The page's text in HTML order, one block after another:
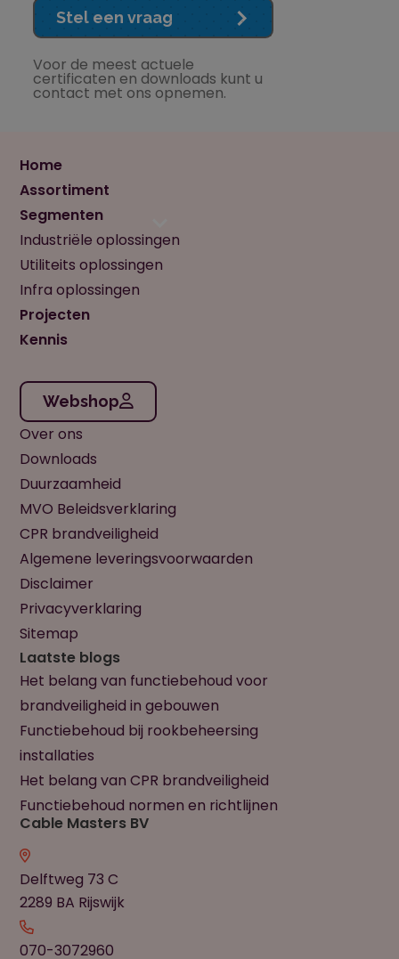
Stel een vraag
Voor de meest actuele
certificaten en downloads kunt u
contact met ons opnemen.
Home
Assortiment
Segmenten
Industriële oplossingen
Utiliteits oplossingen
Infra oplossingen
Projecten
Kennis
Webshop
Over ons
Downloads
Duurzaamheid
MVO Beleidsverklaring
CPR brandveiligheid
Algemene leveringsvoorwaarden
Disclaimer
Privacyverklaring
Sitemap
Laatste blogs
Het belang van functiebehoud voor
brandveiligheid in gebouwen
Functiebehoud bij rookbeheersing
installaties
Het belang van CPR brandveiligheid
Functiebehoud normen en richtlijnen
Cable Masters BV
Delftweg 73 C
2289 BA Rijswijk
070-3072960